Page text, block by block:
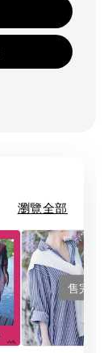
瀏覽全部
售完